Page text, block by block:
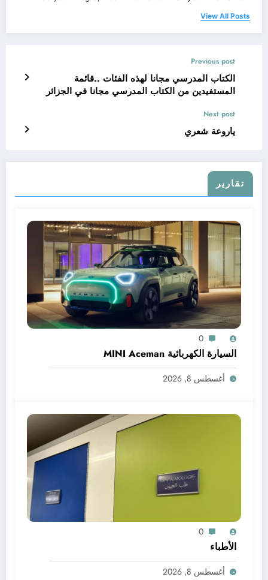
View All Posts
Previous post
الكتاب المدرسي مجانا لهذه الفئات ..قائمة
المستفيدين من الكتاب المدرسي مجانا في الجزائر
Next post
ياروعة شعري
تقارير
0
السيارة الكهربائية MINI Aceman
أغسطس 8, 2026
0
الأطباء
أغسطس 8, 2026